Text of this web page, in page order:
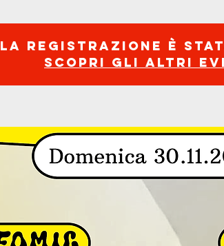
La registrazione è
Scopri gli altri